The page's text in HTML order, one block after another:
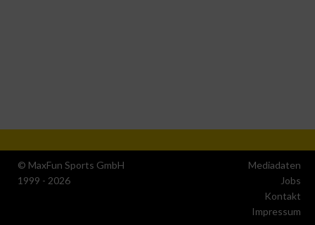
© MaxFun Sports GmbH
1999 - 2026
Mediadaten
Jobs
Kontakt
Impressum